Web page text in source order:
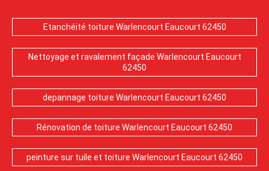
Etanchéité toiture Warlencourt Eaucourt 62450
Nettoyage et ravalement façade Warlencourt Eaucourt
62450
depannage toiture Warlencourt Eaucourt 62450
Rénovation de toiture Warlencourt Eaucourt 62450
peinture sur tuile et toiture Warlencourt Eaucourt 62450